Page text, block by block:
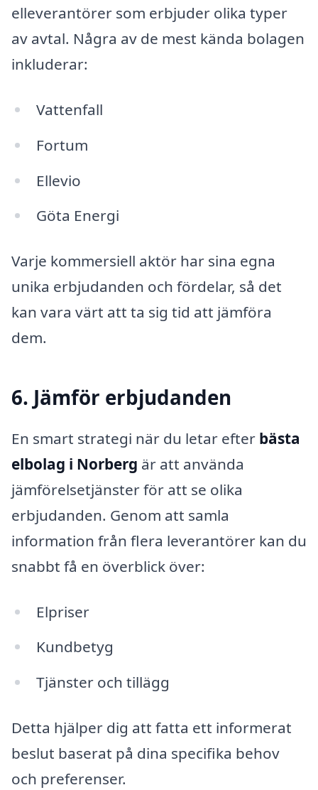
elleverantörer som erbjuder olika typer
av avtal. Några av de mest kända bolagen
inkluderar:
Vattenfall
Fortum
Ellevio
Göta Energi
Varje kommersiell aktör har sina egna
unika erbjudanden och fördelar, så det
kan vara värt att ta sig tid att jämföra
dem.
6. Jämför erbjudanden
En smart strategi när du letar efter bästa
elbolag i Norberg är att använda
jämförelsetjänster för att se olika
erbjudanden. Genom att samla
information från flera leverantörer kan du
snabbt få en överblick över:
Elpriser
Kundbetyg
Tjänster och tillägg
Detta hjälper dig att fatta ett informerat
beslut baserat på dina specifika behov
och preferenser.